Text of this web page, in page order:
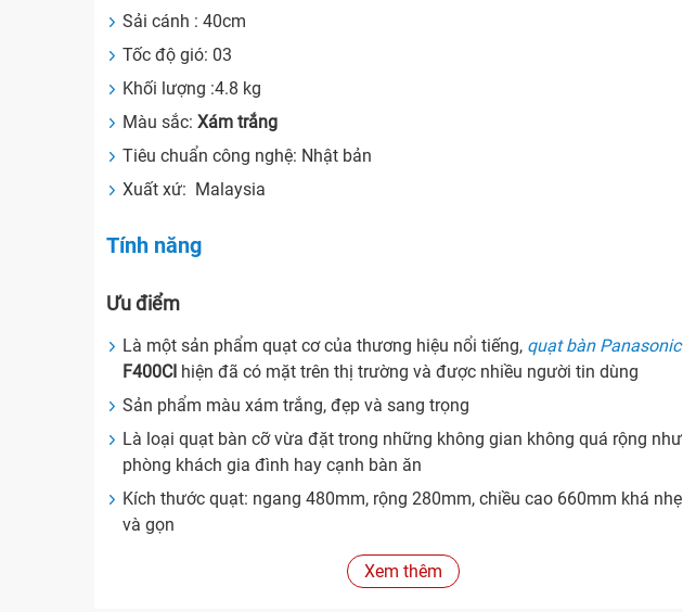
Sải cánh : 40cm
Tốc độ gió: 03
Khối lượng :4.8 kg
Màu sắc:Xám trắng
Tiêu chuẩn công nghệ: Nhật bản
Xuất xứ: Malaysia
Tính năng
Ưu điểm
Là một sản phẩm quạt cơ của thương hiệu nổi tiếng, quạt bàn Panasonic
F400CI hiện đã có mặt trên thị trường và được nhiều người tin dùng
Sản phẩm màu xám trắng, đẹp và sang trọng
Là loại quạt bàn cỡ vừa đặt trong những không gian không quá rộng như
phòng khách gia đình hay cạnh bàn ăn
Kích thước quạt: ngang 480mm, rộng 280mm, chiều cao 660mm khá nhẹ
và gọn
Quạt có góc xoay lớn, chế độ quay đảo chiều cho gió khắp phòng
Sản phẩm có 3 tốc độ gió khác nhau, bạn có thể lựa chọn phù hợp với nhu
Xem thêm